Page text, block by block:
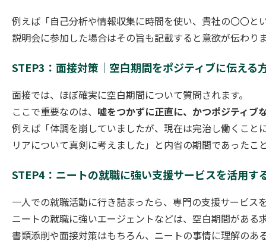
例えば「自己分析や情報収集に時間を使い、貴社の〇〇
説明会に参加した場合はその旨も記載すると意欲が伝わり
STEP3：面接対策｜空白期間をポジティブに伝える
面接では、ほぼ確実に空白期間について質問されます。
ここで重要なのは、 嘘をつかずに正直に、かつポジティブ
例えば「体調を崩していましたが、現在は完治し働くこ
リアについて真剣に考えました」と内省の期間であった
STEP4：ニートの就職に強い支援サービスを活用す
一人での就職活動に行き詰まったら、専門の支援サービス
ニートの就職に強いエージェントなどは、空白期間がある
書類添削や面接対策はもちろん、ニートの事情に理解の